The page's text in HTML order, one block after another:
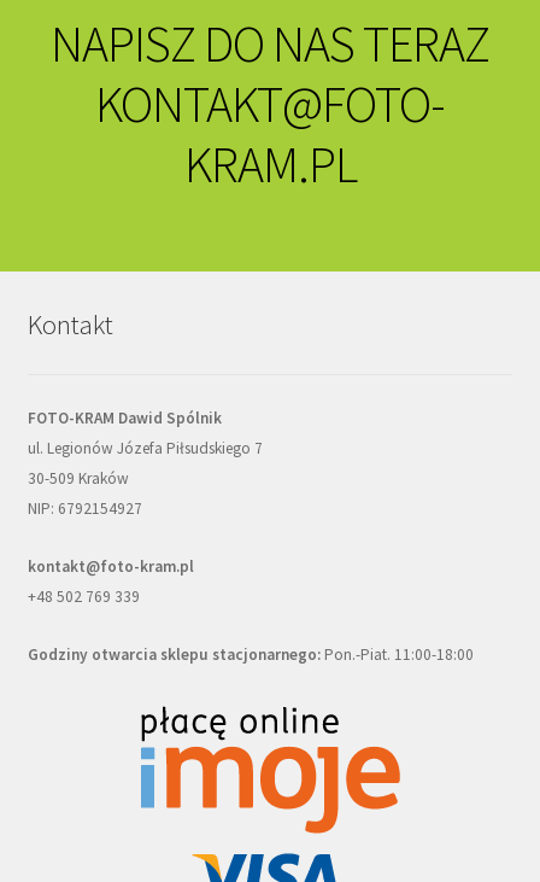
NAPISZ DO NAS TERAZ
KONTAKT@FOTO-
KRAM.PL
Kontakt
FOTO-KRAM Dawid Spólnik
ul. Legionów Józefa Piłsudskiego 7
30-509 Kraków
NIP: 6792154927
kontakt@foto-kram.pl
+48 502 769 339
Godziny otwarcia sklepu stacjonarnego:Pon.-Piat. 11:00-18:00